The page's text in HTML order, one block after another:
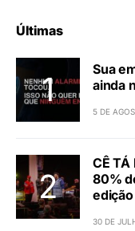
Últimas
Sua
ainda
5 DE
CÊ TÁ
80%
30 DE